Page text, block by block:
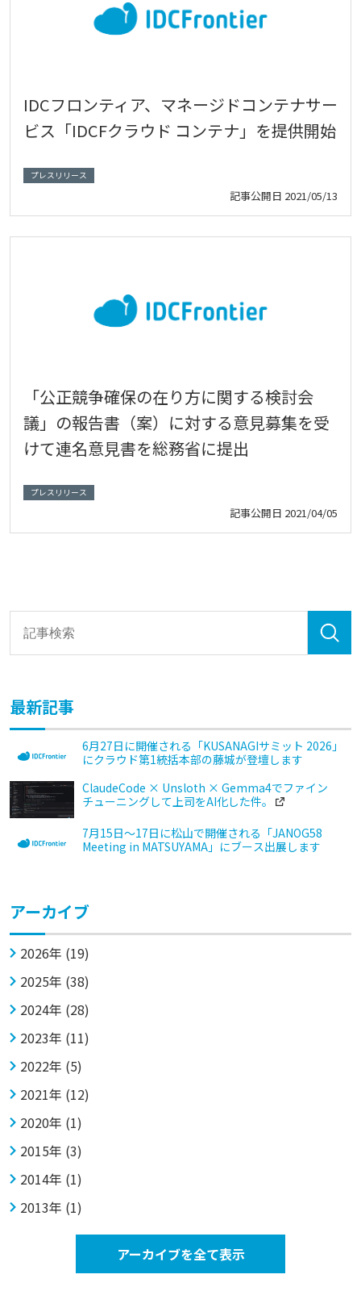
IDCフロンティア、マネージドコンテナサー
ビス「IDCFクラウド コンテナ」を提供開始
プレスリリース
記事公開日 2021/05/13
「公正競争確保の在り方に関する検討会
議」の報告書（案）に対する意見募集を受
けて連名意見書を総務省に提出
プレスリリース
記事公開日 2021/04/05
最新記事
6月27日に開催される「KUSANAGIサミット 2026」
にクラウド第1統括本部の藤城が登壇します
ClaudeCode × Unsloth × Gemma4でファイン
チューニングして上司をAI化した件。
7月15日～17日に松山で開催される「JANOG58
Meeting in MATSUYAMA」にブース出展します
アーカイブ
2026年 (19)
2025年 (38)
2024年 (28)
2023年 (11)
2022年 (5)
2021年 (12)
2020年 (1)
2015年 (3)
2014年 (1)
2013年 (1)
アーカイブを全て表示